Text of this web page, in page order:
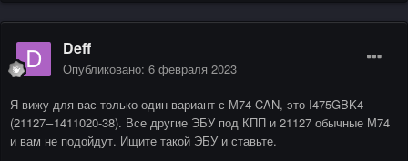
Deff
Опубликовано: 6 февраля 2023
Я вижу для вас только один вариант с М74 CAN, это I475GBK4
(21127 – 1411020-38). Все другие ЭБУ под КПП и 21127 обычные М74
и вам не подойдут. Ищите такой ЭБУ и ставьте.